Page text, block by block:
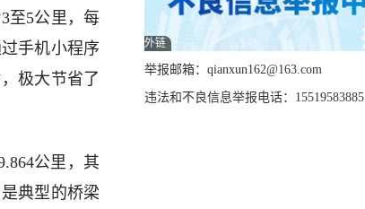
至5公里，每
手机小程序
极大节省了
公里，其
典型的桥梁
外链
举报邮箱：qianxun162@163.com
违法和不良信息举报电话：15519583885